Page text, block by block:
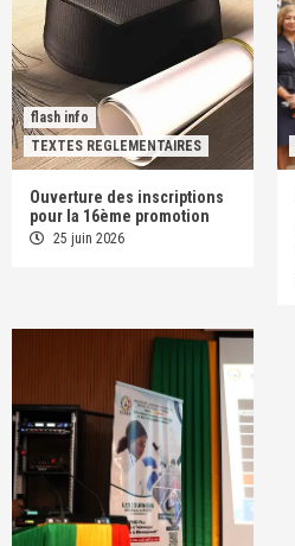
flash info
TEXTES REGLEMENTAIRES
Ouverture des inscriptions
pour la 16ème promotion
25 juin 2026